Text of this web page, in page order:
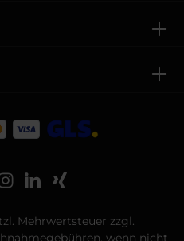
Mehrwertsteuer zzgl.
wenn nicht